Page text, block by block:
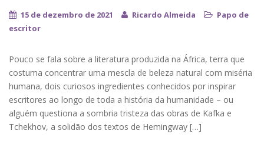
15 de dezembro de 2021 Ricardo Almeida
Papo de
escritor
Pouco se fala sobre a literatura produzida na África, terra que
costuma concentrar uma mescla de beleza natural com miséria
humana, dois curiosos ingredientes conhecidos por inspirar
escritores ao longo de toda a história da humanidade – ou
alguém questiona a sombria tristeza das obras de Kafka e
Tchekhov, a solidão dos textos de Hemingway […]